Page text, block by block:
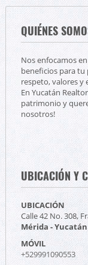
QUIÉNES
Nos enfocamos
beneficios para
respeto, valores y
En Yucatán
patrimonio y
nosotros!
UBICACIÓN Y
UBICACIÓN
Calle 42 No. 308,
Mérida -
MÓVIL
+529991090553